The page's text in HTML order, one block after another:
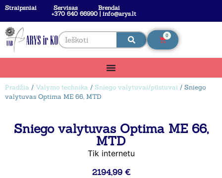
Straipsniai Servisas
Brendai
+370 640 66990 | info@arys.lt
0
Pradžia / Valymo technika / Sniego valytuvai/pūstuvai / Sniego
valytuvas Optima ME 66, MTD
Sniego valytuvas Optima ME 66,
MTD
Tik internetu
2194,99 €